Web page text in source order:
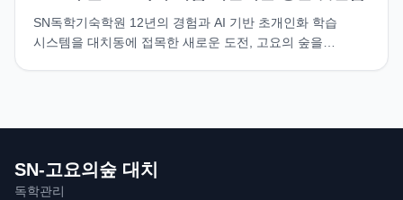
SN독학기숙학원 12년의 경험과 AI 기반 초개인화 학습
시스템을 대치동에 접목한 새로운 도전, 고요의 숲을
SN-고요의숲 대치
독학관리